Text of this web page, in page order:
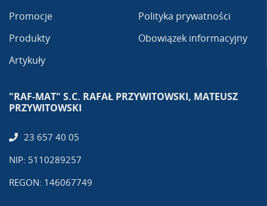
Promocje
Produkty
Artykuły
Polityka prywatności
Obowiązek informacyjny
"RAF-MAT" S.C. RAFAŁ PRZYWITOWSKI, MATEUSZ
PRZYWITOWSKI
23 657 40 05
NIP: 5110289257
REGON: 146067749